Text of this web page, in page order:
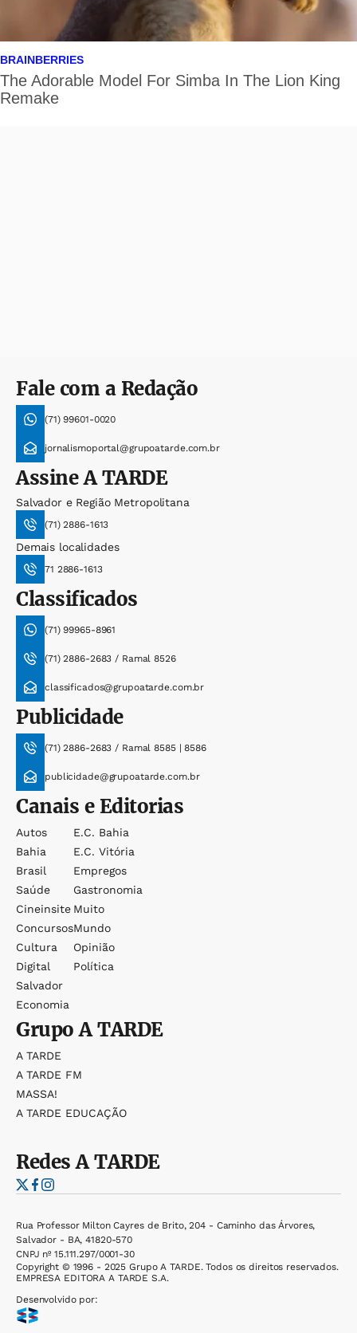
Fale com a Redação
(71) 99601-0020
jornalismoportal@grupoatarde.com.br
AssineA TARDE
Salvador e Região Metropolitana
(71) 2886-1613
Demais localidades
71 2886-1613
Classificados
(71) 99965-8961
(71) 2886-2683 / Ramal 8526
classificados@grupoatarde.com.br
Publicidade
(71) 2886-2683 / Ramal 8585 | 8586
publicidade@grupoatarde.com.br
Canais e Editorias
Autos
Bahia
Brasil
Saúde
Cineinsite
Concursos
Cultura
Digital
Salvador
Economia
E.c. Bahia
E.c. Vitória
Empregos
Gastronomia
Muito
Mundo
Opinião
Política
GrupoA TARDE
A TARDE
A TARDE FM
MASSA!
A TARDE EDUCAÇÃO
RedesA TARDE
Rua Professor Milton Cayres de Brito, 204 - Caminho das Árvores,
Salvador - BA, 41820-570
CNPJ nº 15.111.297/0001-30
Copyright © 1996 - 2025 Grupo A TARDE. Todos os direitos reservados.
EMPRESA EDITORA A TARDE S.A.
Desenvolvido por: